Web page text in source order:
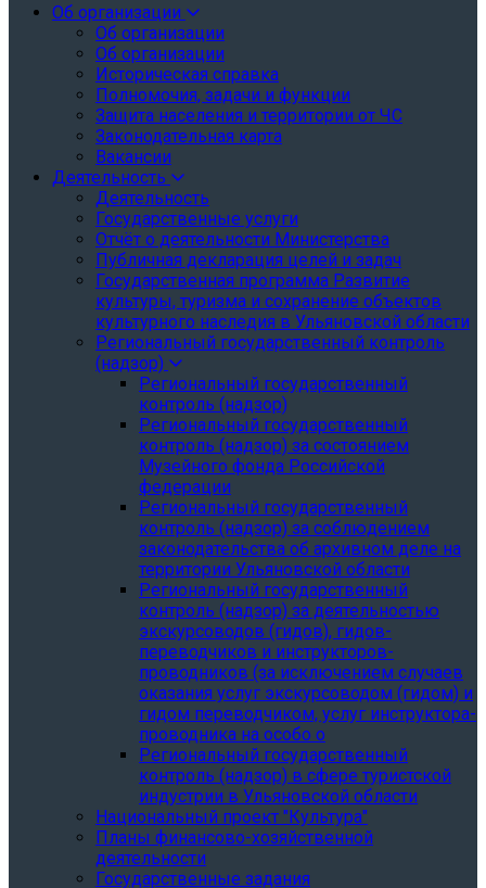
Об организации
Об организации
Об организации
Историческая справка
Полномочия, задачи и функции
Защита населения и территории от ЧС
Законодательная карта
Вакансии
Деятельность
Деятельность
Государственные услуги
Отчёт о деятельности Министерства
Публичная декларация целей и задач
Государственная программа Развитие
культуры, туризма и сохранение объектов
культурного наследия в Ульяновской области
Региональный государственный контроль
(надзор)
Региональный государственный
контроль (надзор)
Региональный государственный
контроль (надзор) за состоянием
Музейного фонда Российской
федерации
Региональный государственный
контроль (надзор) за соблюдением
законодательства об архивном деле на
территории Ульяновской области
Региональный государственный
контроль (надзор) за деятельностью
экскурсоводов (гидов), гидов-
переводчиков и инструкторов-
проводников (за исключением случаев
оказания услуг экскурсоводом (гидом) и
гидом переводчиком, услуг инструктора-
проводника на особо о
Региональный государственный
контроль (надзор) в сфере туристской
индустрии в Ульяновской области
Национальный проект "Культура"
Планы финансово-хозяйственной
деятельности
Государственные задания